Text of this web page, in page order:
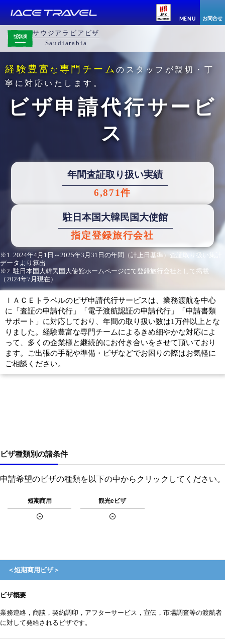
MENU お問合せ
サウジアラビアビザ
Saudiarabia
経験豊富 な 専門チーム のスタッフが親切・丁
寧に対応いたします。
ビザ申請代行サービ
ス
年間査証取り扱い実績
6,871件
駐日本国大韓民国大使館
指定登録旅行会社
※1. 2024年4月1日～2025年3月31日の年間（計上日基準）査証取り扱い集計
データより算出
※2. 駐日本国大韓民国大使館ホームページにて登録旅行会社として掲載
（2024年7月現在）
ＩＡＣＥトラベルのビザ申請代行サービスは、業務渡航を中心
に「査証の申請代行」「電子渡航認証の申請代行」「申請書類
サポート」に対応しており、年間の取り扱い数は1万件以上とな
りました。経験豊富な専門チームによるきめ細やかな対応によ
って、多くの企業様と継続的にお付き合いをさせて頂いており
ます。ご出張の手配や準備・ビザなどでお困りの際はお気軽に
ご相談ください。
ビザ種類別の諸条件
申請希望のビザの種類を以下の中からクリックしてください。
短期商用 観光eビザ
＜短期商用ビザ＞
ビザ概要
業務連絡，商談，契約調印，アフターサービス，宣伝，市場調査等の渡航者
に対して発給されるビザです。